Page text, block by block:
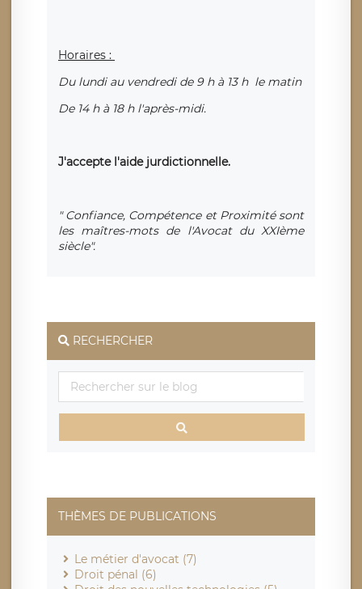
Horaires :
Du lundi au vendredi de 9 h à 13 h le matin
De 14 h à 18 h l'après-midi.
J'accepte l'aide jurdictionnelle.
" Confiance, Compétence et Proximité sont
les maîtres-mots de l'Avocat du XXIème
siècle".
RECHERCHER
THÈMES DE PUBLICATIONS
Le métier d'avocat (7)
Droit pénal (6)